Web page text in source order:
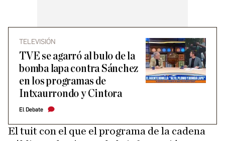
TELEVISIÓN
TVE se agarró al bulo de la
bomba lapa contra Sánchez
en los programas de
Intxaurrondo y Cintora
El Debate
El tuit con el que el programa de la cadena